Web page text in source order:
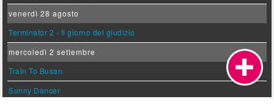
venerdì 28 agosto
Terminator 2 - Il giorno del giudizio
mercoledì 2 settembre
Train To Busan
Sunny Dancer